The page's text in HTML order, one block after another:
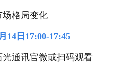
场格局变化
14日17:00-17:45
通讯官微或扫码观看